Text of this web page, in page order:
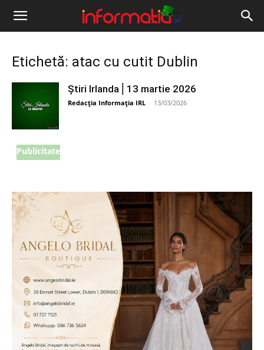
Informația
Etichetă: atac cu cutit Dublin
Știri Irlanda ⎜13 martie 2026
Redacția Informația IRL - 13/03/2026
Publicitate